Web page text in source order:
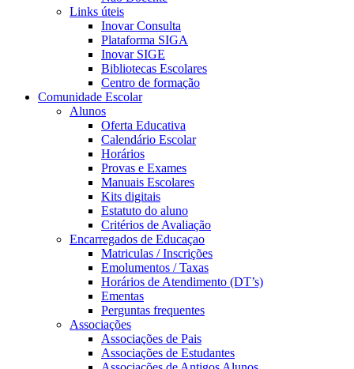
Links úteis
Inovar Consulta
Plataforma SIGA
Inovar SIGE
Bibliotecas Escolares
Centro de formação
Comunidade Escolar
Alunos
Oferta Educativa
Calendário Escolar
Horários
Provas e Exames
Manuais Escolares
Kits digitais
Estatuto do aluno
Critérios de Avaliação
Encarregados de Educaçao
Matriculas / Inscrições
Emolumentos / Taxas
Horários de Atendimento (DT’s)
Ementas
Perguntas frequentes
Associações
Associações de Pais
Associações de Estudantes